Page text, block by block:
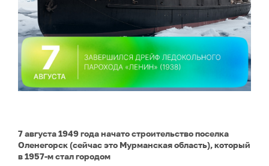
7 августа 1949 года начато строительство поселка
Оленегорск (сейчас это Мурманская область), который
в 1957-м стал городом